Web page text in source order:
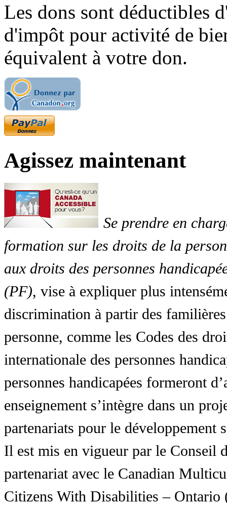
Les dons sont déductibles
d'impôt pour activité de
équivalent à votre don.
Agissez maintenant
Se prendre en
formation sur les droits de la
aux droits des personnes
(PF), vise à expliquer plus
discrimination à partir des
personne, comme les Codes des
internationale des personnes
personnes handicapées formeront
enseignement s’intègre dans un
partenariats pour le développement
Il est mis en vigueur par le Conseil
partenariat avec le Canadian
Citizens With Disabilities – Ontario